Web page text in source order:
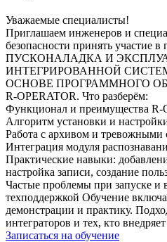
Уважаемые специалисты!
Приглашаем инженеров и
безопасности принять участие в
ПУСКОНАЛАДКА И
ИНТЕГРИРОВАННОЙ
ОСНОВЕ ПРОГРАММНОГО
R‑OPERATOR. Что разберём:
Функционал и преимущества R-
Алгоритм установки и
Работа с архивом и тревожными
Интеграция модуля
Практические навыки:
настройка записи, создание
Частые проблемы при запуске и
техподдержкой Обучение
демонстрации и практику.
интеграторов и тех, кто
Записаться на обучение